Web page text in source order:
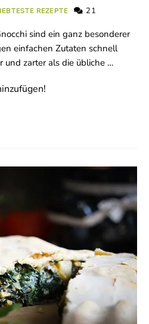
REZEPTE 21
sind ein ganz besonderer
einfachen Zutaten schnell
und zarter als die übliche …